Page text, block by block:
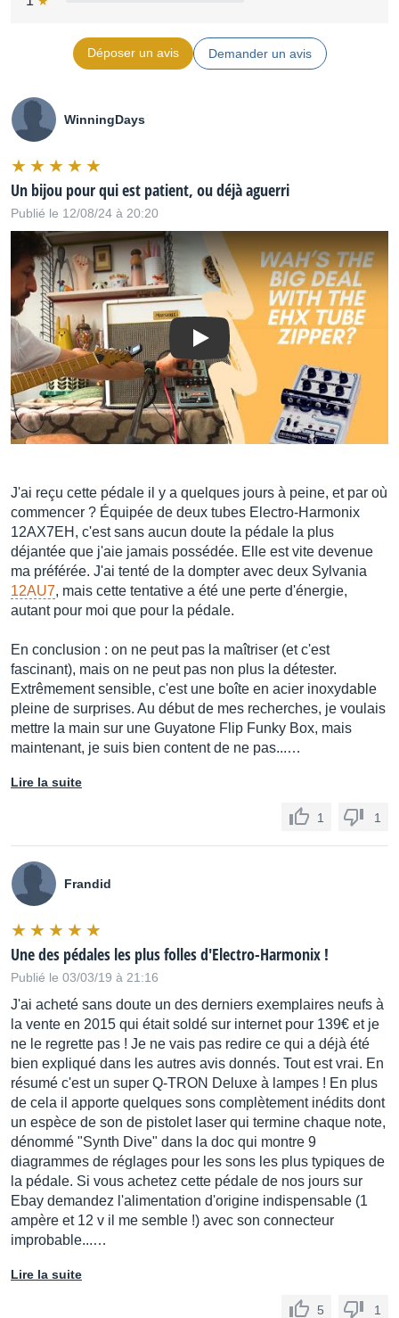
Déposer un avis Demander un avis
WinningDays
Un bijou pour qui est patient, ou déjà aguerri
Publié le 12/08/24 à 20:20
Play
J'ai reçu cette pédale il y a quelques jours à peine, et par où
commencer ? Équipée de deux tubes Electro-Harmonix
12AX7EH, c'est sans aucun doute la pédale la plus
déjantée que j'aie jamais possédée. Elle est vite devenue
ma préférée. J'ai tenté de la dompter avec deux Sylvania
12AU7, mais cette tentative a été une perte d'énergie,
autant pour moi que pour la pédale.
En conclusion : on ne peut pas la maîtriser (et c'est
fascinant), mais on ne peut pas non plus la détester.
Extrêmement sensible, c'est une boîte en acier inoxydable
pleine de surprises. Au début de mes recherches, je voulais
mettre la main sur une Guyatone Flip Funky Box, mais
maintenant, je suis bien content de ne pas...…
Lire la suite
1 1
Frandid
Une des pédales les plus folles d'Electro-Harmonix !
Publié le 03/03/19 à 21:16
J'ai acheté sans doute un des derniers exemplaires neufs à
la vente en 2015 qui était soldé sur internet pour 139€ et je
ne le regrette pas ! Je ne vais pas redire ce qui a déjà été
bien expliqué dans les autres avis donnés. Tout est vrai. En
résumé c'est un super Q-TRON Deluxe à lampes ! En plus
de cela il apporte quelques sons complètement inédits dont
un espèce de son de pistolet laser qui termine chaque note,
dénommé "Synth Dive" dans la doc qui montre 9
diagrammes de réglages pour les sons les plus typiques de
la pédale. Si vous achetez cette pédale de nos jours sur
Ebay demandez l'alimentation d'origine indispensable (1
ampère et 12 v il me semble !) avec son connecteur
improbable...…
Lire la suite
5 1